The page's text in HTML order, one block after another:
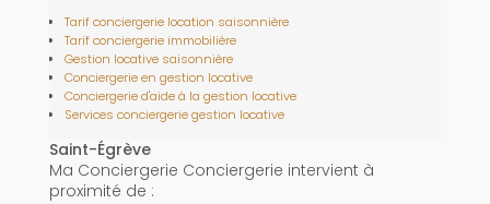
Tarif conciergerie location saisonnière
Tarif conciergerie immobilière
Gestion locative saisonnière
Conciergerie en gestion locative
Conciergerie d'aide à la gestion locative
Services conciergerie gestion locative
Saint-Égrève
Ma Conciergerie Conciergerie intervient à
proximité de :